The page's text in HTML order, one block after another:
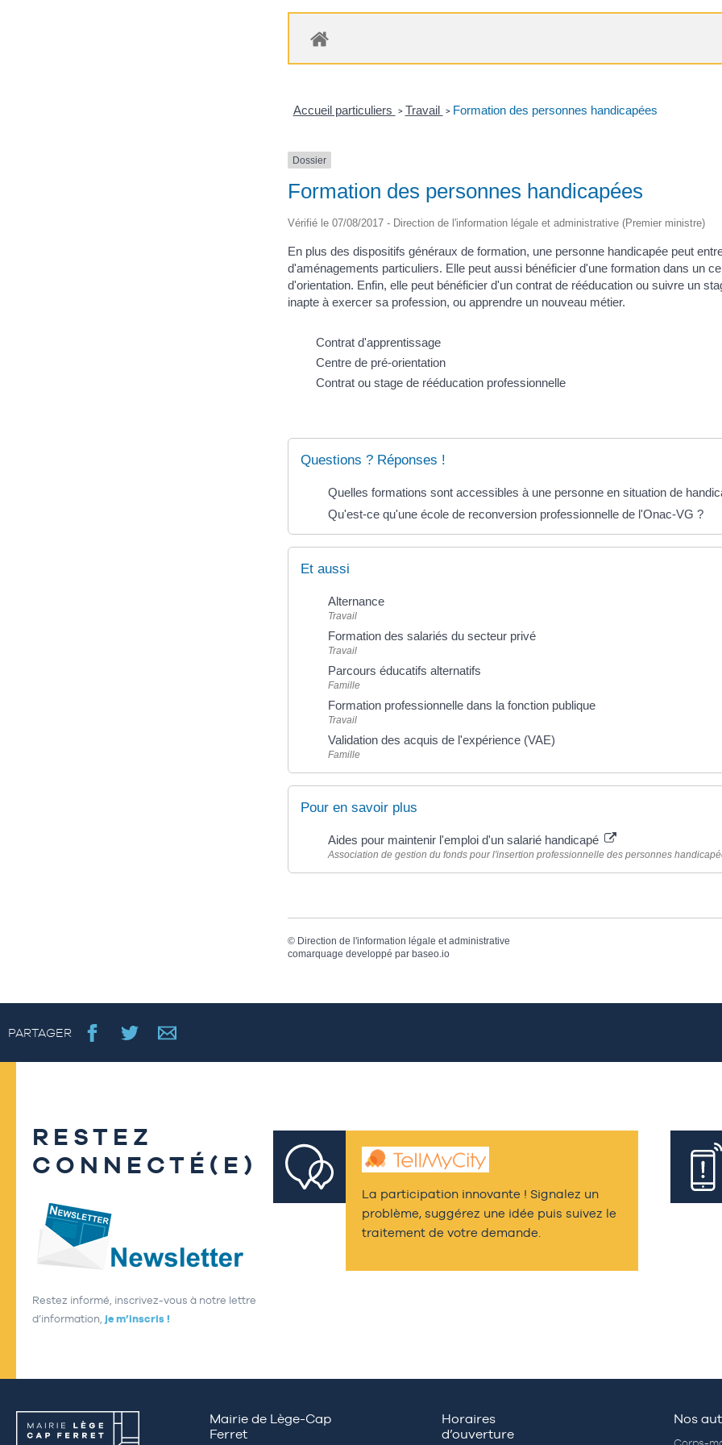
Accueil particuliers > Travail > Formation des personnes handicapées
Dossier
Formation des personnes handicapées
Vérifié le 07/08/2017 - Direction de l'information légale et administrative (Premier ministre)
En plus des dispositifs généraux de formation, une personne handicapée peut
d'aménagements particuliers. Elle peut aussi bénéficier d'une formation dans un
d'orientation. Enfin, elle peut bénéficier d'un contrat de rééducation ou suivre un
inapte à exercer sa profession, ou apprendre un nouveau métier.
Contrat d'apprentissage
Centre de pré-orientation
Contrat ou stage de rééducation professionnelle
Questions ? Réponses !
Quelles formations sont accessibles à une personne en situation de
Qu'est-ce qu'une école de reconversion professionnelle de l'Onac-VG ?
Et aussi
Alternance
Travail
Formation des salariés du secteur privé
Travail
Parcours éducatifs alternatifs
Famille
Formation professionnelle dans la fonction publique
Travail
Validation des acquis de l'expérience (VAE)
Famille
Pour en savoir plus
Aides pour maintenir l'emploi d'un salarié handicapé
Association de gestion du fonds pour l'insertion professionnelle des personnes
© Direction de l'information légale et administrative
comarquage developpé par baseo.io
PARTAGER
RESTEZ
CONNECTÉ(E)
Restez informé, inscrivez-vous à notre lettre
d’information, je m’inscris !
La participation innovante ! Signalez un
problème, suggérez une idée puis suivez le
traitement de votre demande.
Mairie de Lège-Cap
Ferret
Horaires
d’ouverture
Nos